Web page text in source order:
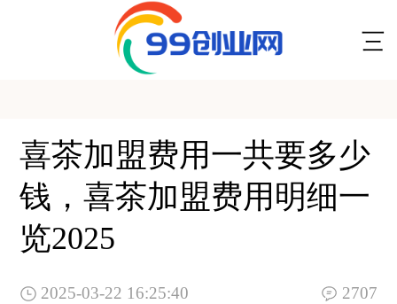
喜茶加盟费用一共要多少
钱，喜茶加盟费用明细一
览2025
2025-03-22 16:25:40 2707